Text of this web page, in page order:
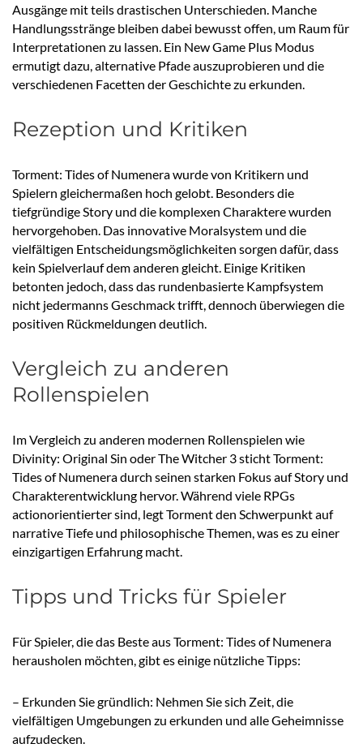
Ausgänge mit teils drastischen Unterschieden. Manche
Handlungsstränge bleiben dabei bewusst offen, um Raum für
Interpretationen zu lassen. Ein New Game Plus Modus
ermutigt dazu, alternative Pfade auszuprobieren und die
verschiedenen Facetten der Geschichte zu erkunden.
Rezeption und Kritiken
Torment: Tides of Numenera wurde von Kritikern und
Spielern gleichermaßen hoch gelobt. Besonders die
tiefgründige Story und die komplexen Charaktere wurden
hervorgehoben. Das innovative Moralsystem und die
vielfältigen Entscheidungsmöglichkeiten sorgen dafür, dass
kein Spielverlauf dem anderen gleicht. Einige Kritiken
betonten jedoch, dass das rundenbasierte Kampfsystem
nicht jedermanns Geschmack trifft, dennoch überwiegen die
positiven Rückmeldungen deutlich.
Vergleich zu anderen
Rollenspielen
Im Vergleich zu anderen modernen Rollenspielen wie
Divinity: Original Sin oder The Witcher 3 sticht Torment:
Tides of Numenera durch seinen starken Fokus auf Story und
Charakterentwicklung hervor. Während viele RPGs
actionorientierter sind, legt Torment den Schwerpunkt auf
narrative Tiefe und philosophische Themen, was es zu einer
einzigartigen Erfahrung macht.
Tipps und Tricks für Spieler
Für Spieler, die das Beste aus Torment: Tides of Numenera
herausholen möchten, gibt es einige nützliche Tipps:
– Erkunden Sie gründlich: Nehmen Sie sich Zeit, die
vielfältigen Umgebungen zu erkunden und alle Geheimnisse
aufzudecken.